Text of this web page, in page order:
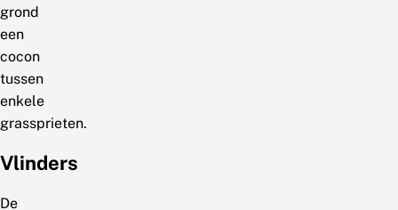
grond
een
cocon
tussen
enkele
grassprieten.
Vlinders
De